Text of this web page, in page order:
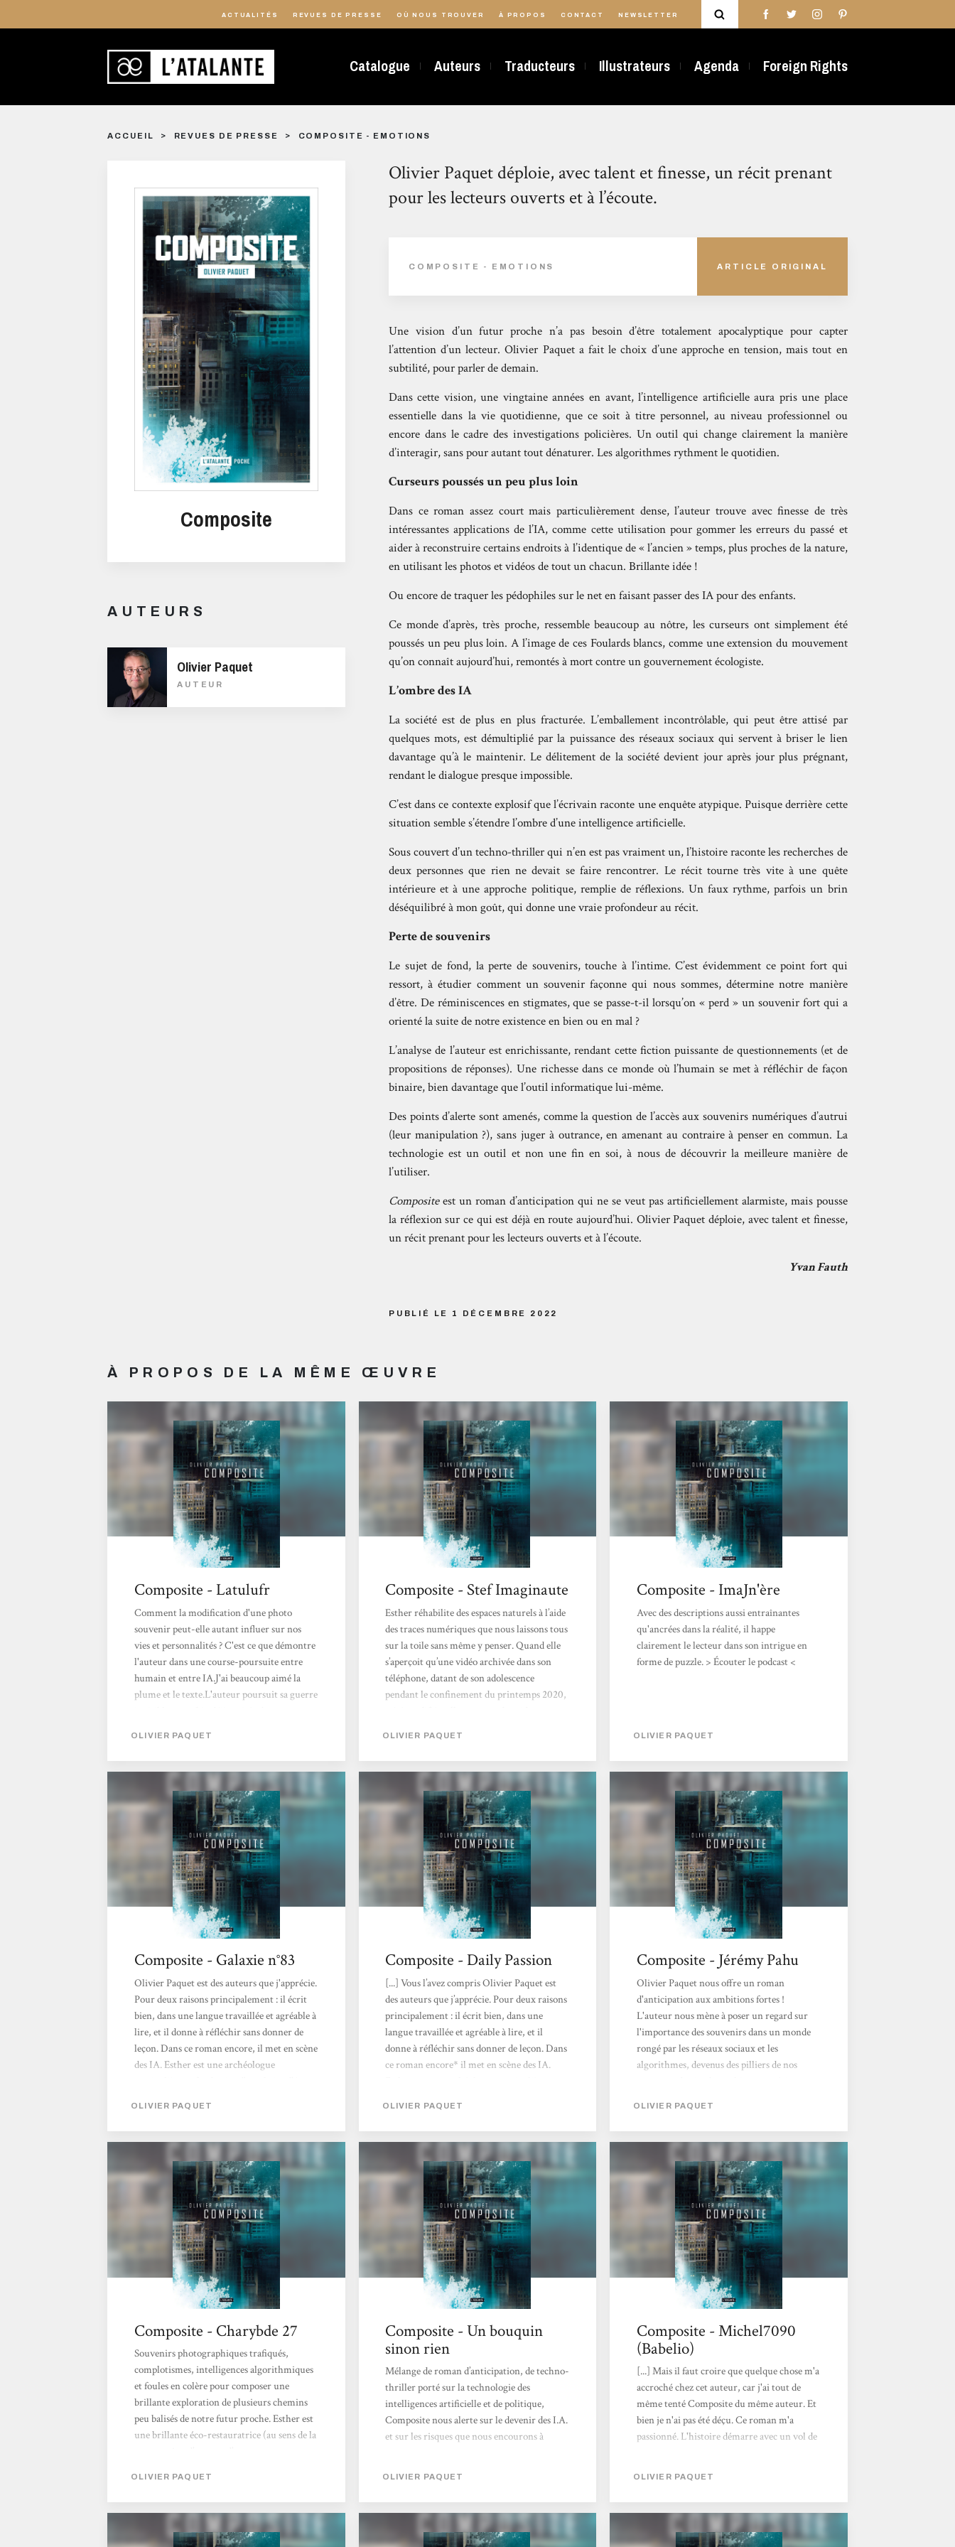
ACTUALITÉS REVUES DE PRESSE OÙ NOUS TROUVER À PROPOS CONTACT NEWSLETTER
Catalogue Auteurs Traducteurs Illustrateurs Agenda Foreign Rights
ACCUEIL REVUES DE PRESSE COMPOSITE - EMOTIONS
Composite
AUTEURS
Olivier Paquet
AUTEUR
Olivier Paquet déploie, avec talent et finesse, un récit prenant
pour les lecteurs ouverts et à l’écoute.
COMPOSITE - EMOTIONS ARTICLE ORIGINAL
Une vision d’un futur proche n’a pas besoin d’être totalement apocalyptique pour capter
l’attention d’un lecteur. Olivier Paquet a fait le choix d’une approche en tension, mais tout en
subtilité, pour parler de demain.
Dans cette vision, une vingtaine années en avant, l’intelligence artificielle aura pris une place
essentielle dans la vie quotidienne, que ce soit à titre personnel, au niveau professionnel ou
encore dans le cadre des investigations policières. Un outil qui change clairement la manière
d’interagir, sans pour autant tout dénaturer. Les algorithmes rythment le quotidien.
Curseurs poussés un peu plus loin
Dans ce roman assez court mais particulièrement dense, l’auteur trouve avec finesse de très
intéressantes applications de l’IA, comme cette utilisation pour gommer les erreurs du passé et
aider à reconstruire certains endroits à l’identique de « l’ancien » temps, plus proches de la nature,
en utilisant les photos et vidéos de tout un chacun. Brillante idée !
Ou encore de traquer les pédophiles sur le net en faisant passer des IA pour des enfants.
Ce monde d’après, très proche, ressemble beaucoup au nôtre, les curseurs ont simplement été
poussés un peu plus loin. A l’image de ces Foulards blancs, comme une extension du mouvement
qu’on connaît aujourd’hui, remontés à mort contre un gouvernement écologiste.
L’ombre des IA
La société est de plus en plus fracturée. L’emballement incontrôlable, qui peut être attisé par
quelques mots, est démultiplié par la puissance des réseaux sociaux qui servent à briser le lien
davantage qu’à le maintenir. Le délitement de la société devient jour après jour plus prégnant,
rendant le dialogue presque impossible.
C’est dans ce contexte explosif que l’écrivain raconte une enquête atypique. Puisque derrière cette
situation semble s’étendre l’ombre d’une intelligence artificielle.
Sous couvert d’un techno-thriller qui n’en est pas vraiment un, l’histoire raconte les recherches de
deux personnes que rien ne devait se faire rencontrer. Le récit tourne très vite à une quête
intérieure et à une approche politique, remplie de réflexions. Un faux rythme, parfois un brin
déséquilibré à mon goût, qui donne une vraie profondeur au récit.
Perte de souvenirs
Le sujet de fond, la perte de souvenirs, touche à l’intime. C’est évidemment ce point fort qui
ressort, à étudier comment un souvenir façonne qui nous sommes, détermine notre manière
d’être. De réminiscences en stigmates, que se passe-t-il lorsqu’on « perd » un souvenir fort qui a
orienté la suite de notre existence en bien ou en mal ?
L’analyse de l’auteur est enrichissante, rendant cette fiction puissante de questionnements (et de
propositions de réponses). Une richesse dans ce monde où l’humain se met à réfléchir de façon
binaire, bien davantage que l’outil informatique lui-même.
Des points d’alerte sont amenés, comme la question de l’accès aux souvenirs numériques d’autrui
(leur manipulation ?), sans juger à outrance, en amenant au contraire à penser en commun. La
technologie est un outil et non une fin en soi, à nous de découvrir la meilleure manière de
l’utiliser.
Compositeest un roman d’anticipation qui ne se veut pas artificiellement alarmiste, mais pousse
la réflexion sur ce qui est déjà en route aujourd’hui. Olivier Paquet déploie, avec talent et finesse,
un récit prenant pour les lecteurs ouverts et à l’écoute.
Yvan Fauth
PUBLIÉ LE 1 DÉCEMBRE 2022
À PROPOS DE LA MÊME ŒUVRE
Composite - Latulufr
Comment la modification d'une photo
souvenir peut-elle autant influer sur nos
vies et personnalités ? C'est ce que démontre
l'auteur dans une course-poursuite entre
humain et entre IA.J'ai beaucoup aimé la
plume et le texte.L'auteur poursuit sa guerre
Fantômes.Olivier Paquet livre un texte sans
concession sur la place du numérique dans
nos vies et comment nous nous laissons
manipuler.
OLIVIER PAQUET
Composite - Stef Imaginaute
Esther réhabilite des espaces naturels à l’aide
des traces numériques que nous laissons tous
sur la toile sans même y penser. Quand elle
s’aperçoit qu’une vidéo archivée dans son
téléphone, datant de son adolescence
pendant le confinement du printemps 2020,
nos souvenirs.Mais se met-on en chasse
simplement pour récupérer un balcon fleuri
sur une vidéo, alors même qu’une
insurrection gronde et menace la démocratie
?Un roman de politique fiction qui tire sa
force émotionnelle...
OLIVIER PAQUET
Composite - ImaJn'ère
Avec des descriptions aussi entraînantes
qu'ancrées dans la réalité, il happe
clairement le lecteur dans son intrigue en
forme de puzzle. > Écouter le podcast <
OLIVIER PAQUET
Composite - Galaxie n°83
Olivier Paquet est des auteurs que j'apprécie.
Pour deux raisons principalement : il écrit
bien, dans une langue travaillée et agréable à
lire, et il donne à réfléchir sans donner de
leçon. Dans ce roman encore, il met en scène
des IA. Esther est une archéologue
leur aspect naturel antérieur, déterminé à
partir de photos-souvenirs observées chez
des particuliers. Et un jour, elle découvre
qu'on lui a volé un de ses souvenirs en image
pour le remplacer...
OLIVIER PAQUET
Composite - Daily Passion
[...] Vous l’avez compris Olivier Paquet est
des auteurs que j’apprécie. Pour deux raisons
principalement : il écrit bien, dans une
langue travaillée et agréable à lire, et il
donne à réfléchir sans donner de leçon. Dans
ce roman encore* il met en scène des IA.
reconstruction… Elle redonne à des paysages
leur aspect naturel antérieur déterminé à
partir de photos souvenir observées chez des
particuliers. Et un jour elle découvre qu’on
lui a volé...
OLIVIER PAQUET
Composite - Jérémy Pahu
Olivier Paquet nous offre un roman
d'anticipation aux ambitions fortes !
L'auteur nous mène à poser un regard sur
l'importance des souvenirs dans un monde
rongé par les réseaux sociaux et les
algorithmes, devenus des pilliers de nos
pas non plus le premier roman que je vous
montre de cet auteur et encore une fois - et
toujours - les éditions l'Atalante édite un
excellent ouvrage signé d'une main de
maître. Un maître réfléchi au talent
d'écriture indiscutable ! Composite est un
roman d'enquête intense...
OLIVIER PAQUET
Composite - Charybde 27
Souvenirs photographiques trafiqués,
complotismes, intelligences algorithmiques
et foules en colère pour composer une
brillante exploration de plusieurs chemins
peu balisés de notre futur proche. Esther est
une brillante éco-restauratrice (au sens de la
conscience). La petite start-up qu’elle a
fondée avec deux associés remporte appel
d’offres sur appel d’offres pour proposer une
nouvelle donne à l’architecture paysagère, en
OLIVIER PAQUET
Composite - Un bouquin
sinon rien
Mélange de roman d’anticipation, de techno-
thriller porté sur la technologie des
intelligences artificielle et de politique,
Composite nous alerte sur le devenir des I.A.
et sur les risques que nous encourons à
histoire on utilise un casque de réalité
virtuelle aussi facilement qu’un clavier à
notre époque. Mais tout cela a un prix
lorsque que quelqu’un manipule les
OLIVIER PAQUET
Composite - Michel7090
(Babelio)
[...] Mais il faut croire que quelque chose m'a
accroché chez cet auteur, car j'ai tout de
même tenté Composite du même auteur. Et
bien je n'ai pas été déçu. Ce roman m'a
passionné. L'histoire démarre avec un vol de
tel remplacement, sensible et curieuse, se
met à creuser et découvre qu'elle n'est pas
seule concernée. Un policier se joindra à elle
et ils découvriront une situation fort
OLIVIER PAQUET